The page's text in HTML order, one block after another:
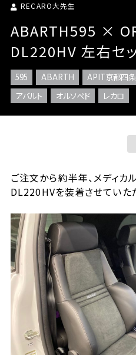
RECARO大先生
ABARTH595 ×
DL220HV 左右セ
595 ABARTH APIT京都四条
アバルト
オルソペド レカロ
ご注文から約半年、メディ
DL220HVを装着させていた